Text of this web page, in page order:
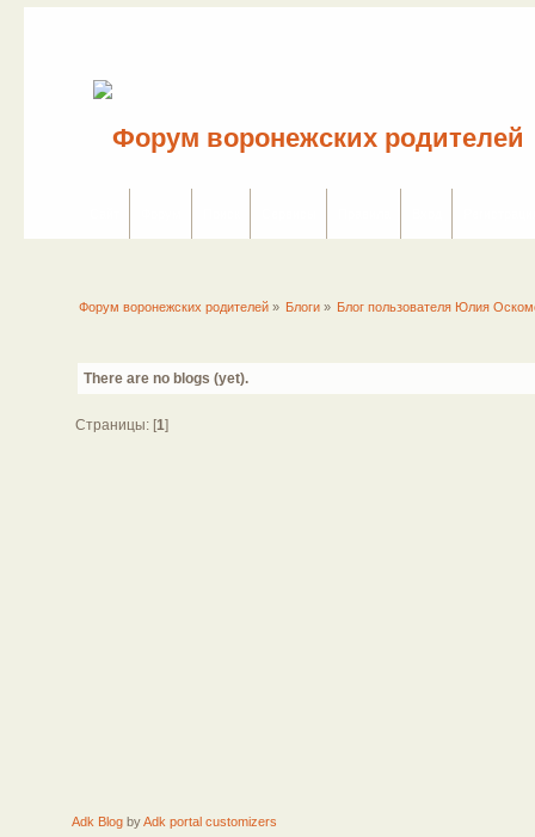
Форум воронежских родителей» Блоги » Блог пользователя Юлия
There are no blogs (yet).
Страницы: [1]
Adk BlogbyAdk portal customizers